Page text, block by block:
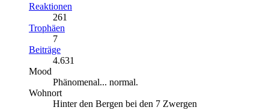
Reaktionen
261
Trophäen
7
Beiträge
4.631
Mood
Phänomenal... normal.
Wohnort
Hinter den Bergen bei den 7 Zwergen